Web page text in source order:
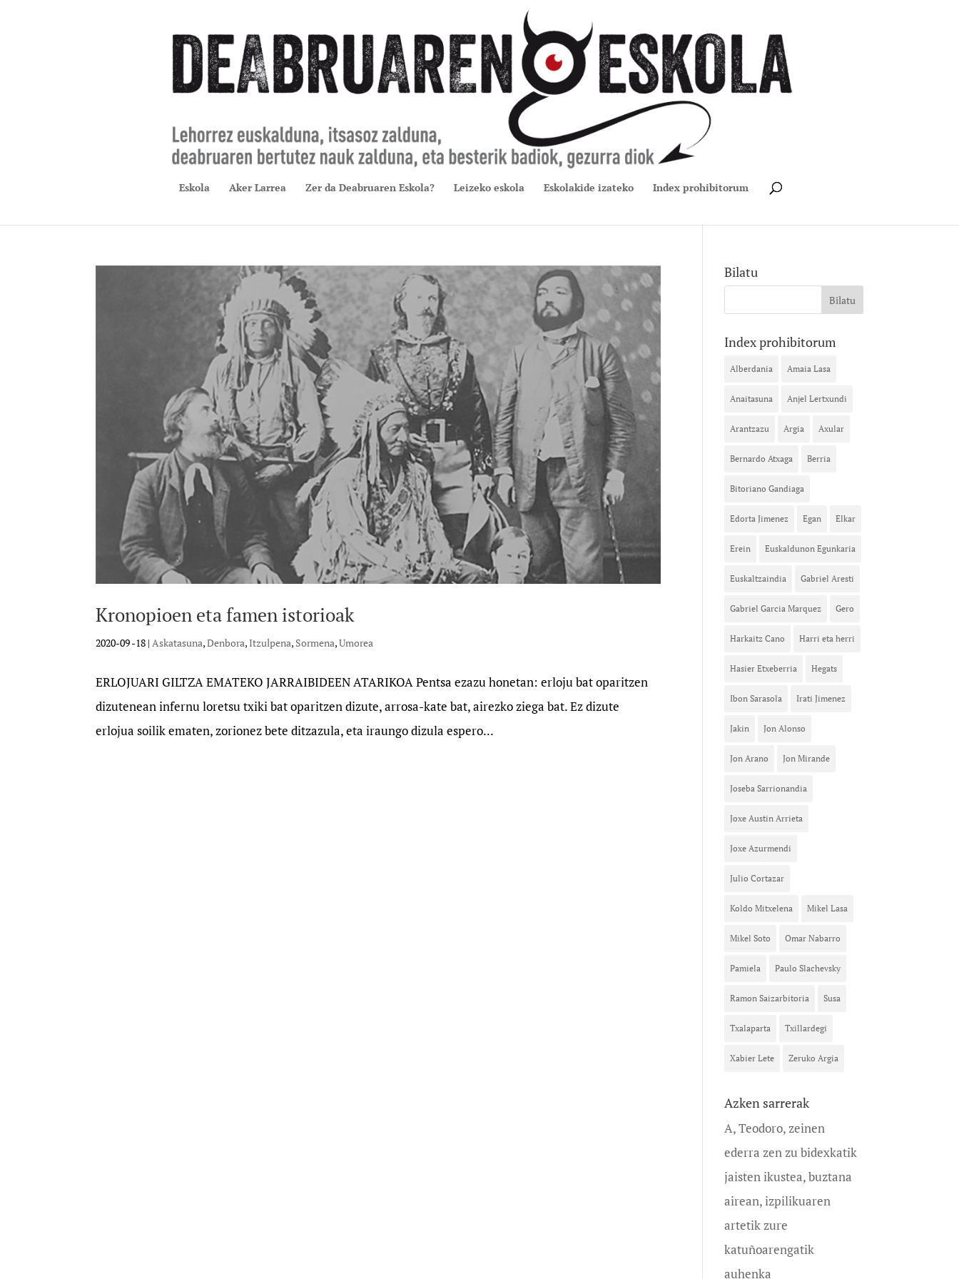
Eskola Aker Larrea Zer da Deabruaren Eskola? Leizeko eskola Eskolakide izateko Index prohibitorum
Kronopioen eta famen istorioak
2020-09 -18 | Askatasuna,Denbora,Itzulpena, Sormena,Umorea
ERLOJUARI GILTZA EMATEKO JARRAIBIDEEN ATARIKOA Pentsa ezazu honetan: erloju bat oparitzen
dizutenean infernu loretsu txiki bat oparitzen dizute, arrosa-kate bat, airezko ziega bat. Ez dizute
erlojua soilik ematen, zorionez bete ditzazula, eta iraungo dizula espero...
Bilatu
Index prohibitorum
Alberdania Amaia Lasa
Anaitasuna Anjel Lertxundi
Arantzazu Argia Axular
Bernardo Atxaga Berria
Bitoriano Gandiaga
Edorta Jimenez Egan Elkar
Erein Euskaldunon Egunkaria
Euskaltzaindia Gabriel Aresti
Gabriel Garcia Marquez Gero
Harkaitz Cano Harri eta herri
Hasier Etxeberria Hegats
Ibon Sarasola Irati Jimenez
Jakin Jon Alonso
Jon Arano Jon Mirande
Joseba Sarrionandia
Joxe Austin Arrieta
Joxe Azurmendi
Julio Cortazar
Koldo Mitxelena Mikel Lasa
Mikel Soto Omar Nabarro
Pamiela Paulo Slachevsky
Ramon Saizarbitoria Susa
Txalaparta Txillardegi
Xabier Lete Zeruko Argia
Azken sarrerak
A, Teodoro, zeinen
ederra zen zu bidexkatik
jaisten ikustea, buztana
airean, izpilikuaren
artetik zure
katuñoarengatik
auhenka